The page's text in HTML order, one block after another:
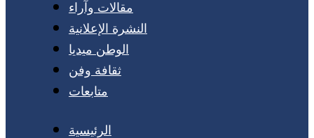
مقالات وآراء
النشرة الإعلانية
الوطن ميديا
ثقافة وفن
متابعات
الرئيسية